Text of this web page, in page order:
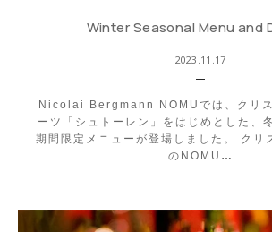
Winter Seasonal Menu and
2023.11.17
Nicolai Bergmann NOMUでは、クリス
ーツ「シュトーレン」をはじめとした、
期間限定メニューが登場しました。 クリ
のNOMU …